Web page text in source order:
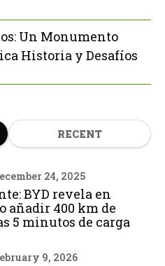
Un Monumento
Historia y Desafíos
RECENT
24, 2025
BYD revela en
añadir 400 km de
5 minutos de carga
9, 2026